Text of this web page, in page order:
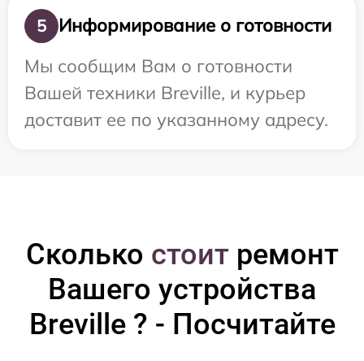
5
Информирование о готовности
Мы сообщим Вам о готовности
Вашей техники Breville, и курьер
доставит ее по указанному адресу.
Сколько стоитремонт
Вашего устройства
Breville ? - Посчитайте